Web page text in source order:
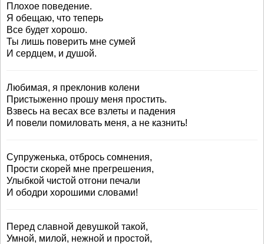
Плохое поведение.
Я обещаю, что теперь
Все будет хорошо.
Ты лишь поверить мне сумей
И сердцем, и душой.
Любимая, я преклонив колени
Пристыженно прошу меня простить.
Взвесь на весах все взлеты и падения
И повели помиловать меня, а не казнить!
Супруженька, отбрось сомнения,
Прости скорей мне прегрешения,
Улыбкой чистой отгони печали
И ободри хорошими словами!
Перед славной девушкой такой,
Умной, милой, нежной и простой,